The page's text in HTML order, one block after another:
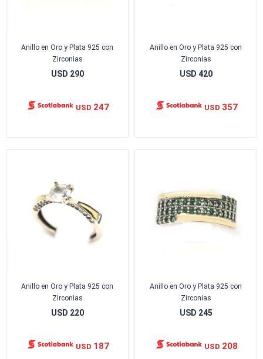
Anillo en Oro y Plata 925 con
Zirconias
USD 290
USD 247
Anillo en Oro y Plata 925 con
Zirconias
USD 420
USD 357
Anillo en Oro y Plata 925 con
Zirconias
USD 220
USD 187
Anillo en Oro y Plata 925 con
Zirconias
USD 245
USD 208